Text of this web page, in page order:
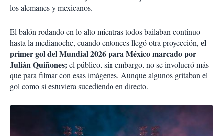
los alemanes y mexicanos.
El balón rodando en lo alto mientras todos bailaban continuo
hasta la medianoche, cuando entonces llegó otra proyección, el
primer gol del Mundial 2026 para México marcado por
Julián Quiñones;el público, sin embargo, no se involucró más
que para filmar con esas imágenes. Aunque algunos gritaban el
gol como si estuviera sucediendo en directo.